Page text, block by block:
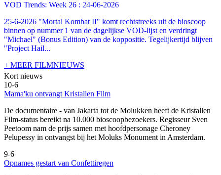
VOD Trends: Week 26 : 24-06-2026
25-6-2026 "Mortal Kombat II" komt rechtstreeks uit de bioscoop
binnen op nummer 1 van de dagelijkse VOD-lijst en verdringt
"Michael" (Bonus Edition) van de koppositie. Tegelijkertijd blijven
"Project Hail...
+ MEER FILMNIEUWS
Kort nieuws
10-6
Mama'ku ontvangt Kristallen Film
De documentaire - van Jakarta tot de Molukken heeft de Kristallen
Film-status bereikt na 10.000 bioscoopbezoekers. Regisseur Sven
Peetoom nam de prijs samen met hoofdpersonage Cheroney
Pelupessy in ontvangst bij het Moluks Monument in Amsterdam.
9-6
Opnames gestart van Confettiregen